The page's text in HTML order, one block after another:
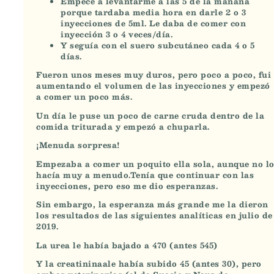
porque tardaba media hora en darle 2 o 3
inyecciones de 5ml. Le daba de comer con
inyección 3 o 4 veces/día.
Y seguía con el suero subcutáneo cada 4 o 5
días.
Fueron unos meses muy duros, pero poco a poco, fui
aumentando el volumen de las inyecciones y empezó
a comer un poco más.
Un día le puse un poco de carne cruda dentro de la
comida triturada y empezó a chuparla.
¡Menuda sorpresa!
Empezaba a comer un poquito ella sola, aunque no lo
hacía muy a menudo.Tenía que continuar con las
inyecciones, pero eso me dio esperanzas.
Sin embargo, la esperanza más grande me la dieron
los resultados de las siguientes analíticas en julio de
2019.
La urea le había bajado a 470 (antes 545)
Y la creatininaale había subido 45 (antes 30), pero